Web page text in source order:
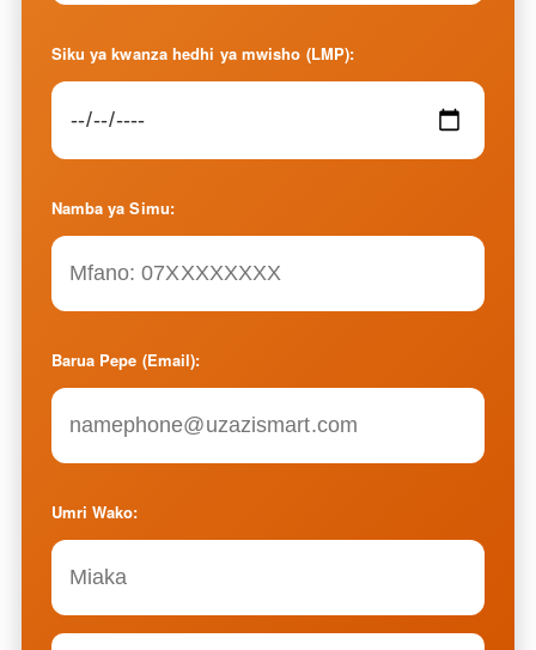
Siku ya kwanza hedhi ya mwisho (LMP):
Namba ya Simu:
Barua Pepe (Email):
Umri Wako: